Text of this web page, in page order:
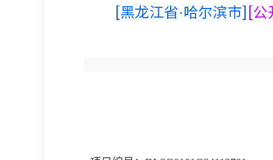
[黑龙江省·哈尔滨市][公